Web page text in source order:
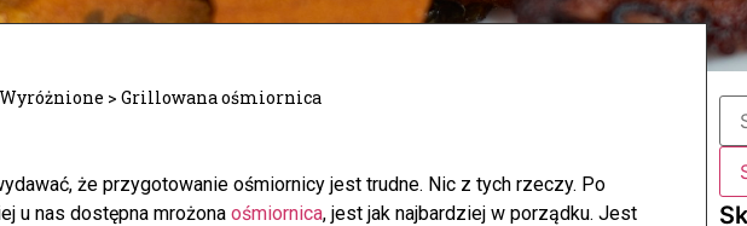
Wyróżnione > Grillowana ośmiornica
że przygotowanie ośmiornicy jest trudne. Nic z tych rzeczy. Po
u nas dostępna mrożona ośmiornica, jest jak najbardziej w porządku. Jest